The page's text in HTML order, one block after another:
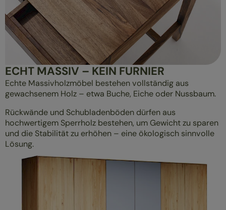
ECHT MASSIV – KEIN FURNIER
Echte Massivholzmöbel bestehen vollständig aus
gewachsenem Holz – etwa Buche, Eiche oder Nussbaum.
Rückwände und Schubladenböden dürfen aus
hochwertigem Sperrholz bestehen, um Gewicht zu sparen
und die Stabilität zu erhöhen – eine ökologisch sinnvolle
Lösung.